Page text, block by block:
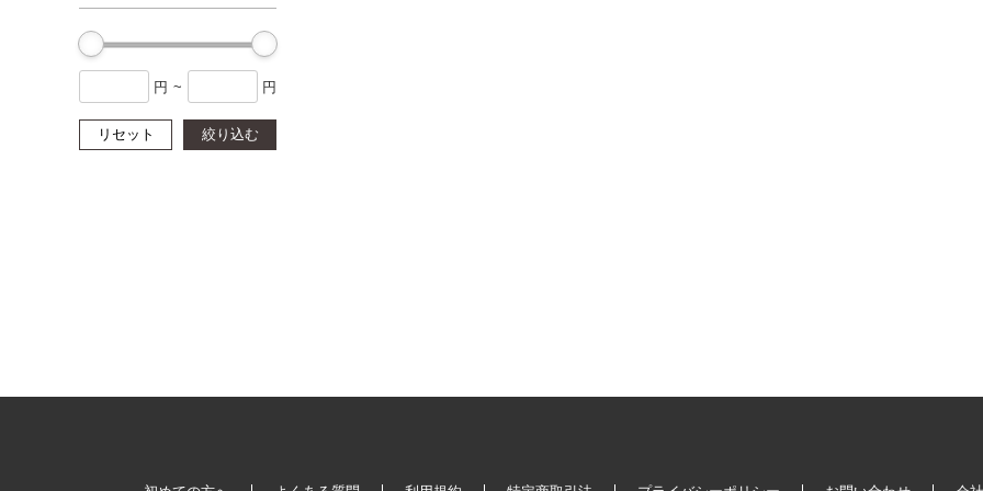
円 ~ 円
リセット 絞り込む